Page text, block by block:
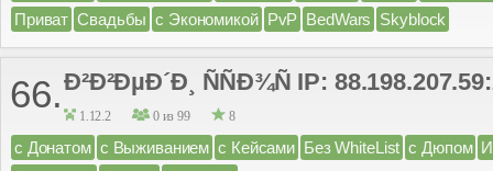
Приват Свадьбы с Экономикой PvP BedWars Skyblock
66.Ð²Ð²ÐµÐ´Ð¸ ÑÑÐ¾Ñ IP:
1.12.2 0 из 99 8
с Донатом с Выживанием с Кейсами Без WhiteList с Дюпом